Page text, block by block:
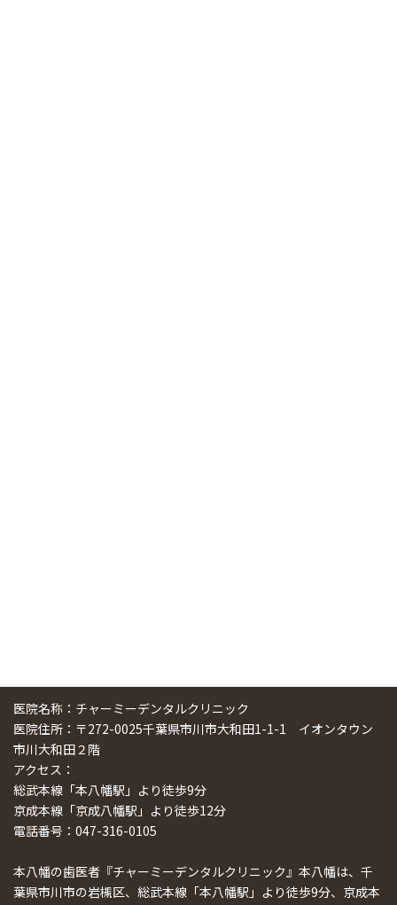
医院名称：チャーミーデンタルクリニック
医院住所：〒272-0025千葉県市川市大和田1-1-1 イオンタウン
市川大和田２階
アクセス：
総武本線「本八幡駅」より徒歩9分
京成本線「京成八幡駅」より徒歩12分
電話番号：047-316-0105
本八幡の歯医者『チャーミーデンタルクリニック』本八幡は、千
葉県市川市の岩槻区、総武本線「本八幡駅」より徒歩9分、京成本